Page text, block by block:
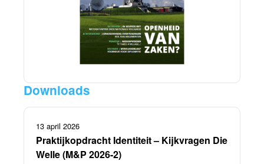
Downloads
13 april 2026
Praktijkopdracht Identiteit – Kijkvragen Die
Welle (M&P 2026-2)